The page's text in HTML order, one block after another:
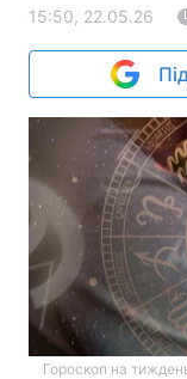
15:50, 22.05.26
Гороскоп на